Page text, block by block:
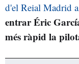
d'el Reial Madrid
entrar Éric
més ràpid la